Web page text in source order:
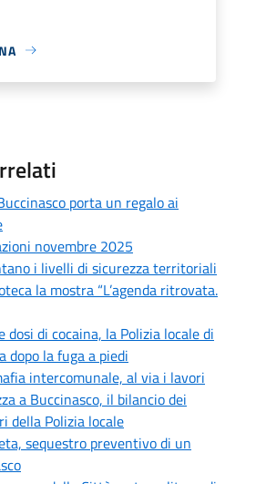
porta un regalo ai
novembre 2025
i livelli di sicurezza territoriali
la mostra “L’agenda ritrovata.
dosi di cocaina, la Polizia locale di
dopo la fuga a piedi
intercomunale, al via i lavori
a Buccinasco, il bilancio dei
della Polizia locale
sequestro preventivo di un